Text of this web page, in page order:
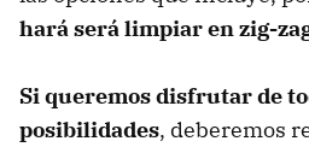
hará será limpiar en zig-
Si queremos disfrutar de
posibilidades, deberemos